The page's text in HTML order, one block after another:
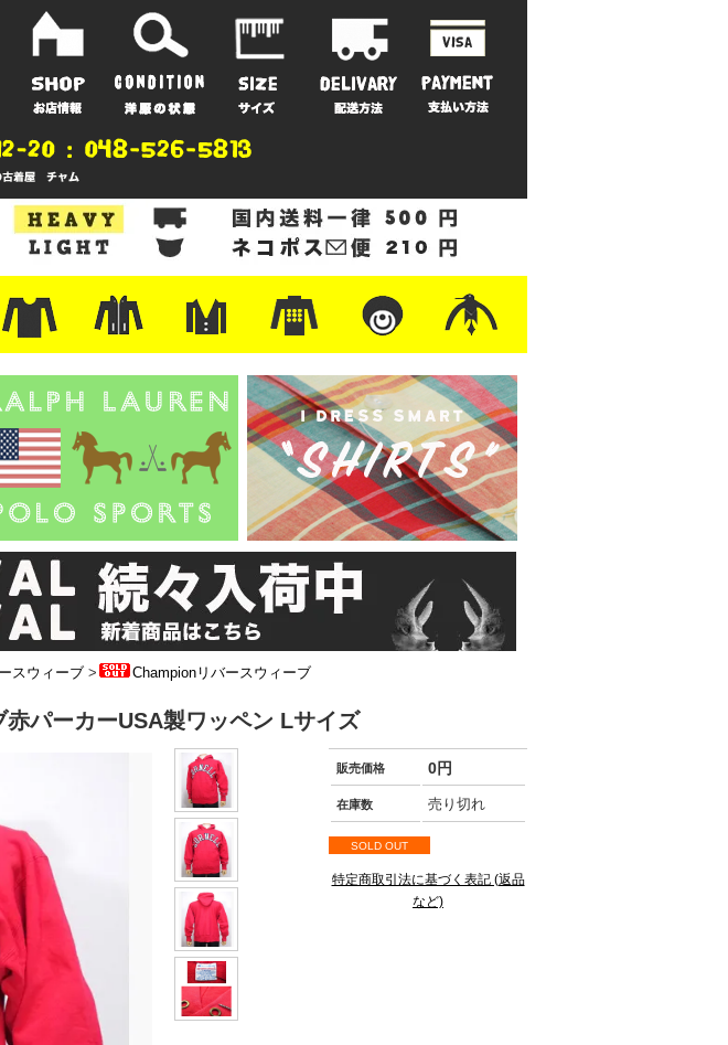
チ
ー
プレ
ス/チノ
なぎ
ト/ナイロ
セントジェームス/ルミノア
ロンT/サーマル/ラグビー・プリント/半袖/スウェット
・チャンピオン/リバース
・パーカー ・デニム/コットン
・アウトドア/フリース
・ジャージ/ナイロン
・ミリタリー/ワーク
・ウール/レザー
・スーツ/ジレ
スウィーブ >
Championリバースウィーブ
パーカーUSA製ワッペン Lサイズ
販売価格 0円
在庫数 売り切れ
SOLD OUT
特定商取引法に基づく表記 (返品
など)